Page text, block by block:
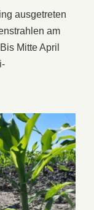
ausgetreten
am
Mitte April